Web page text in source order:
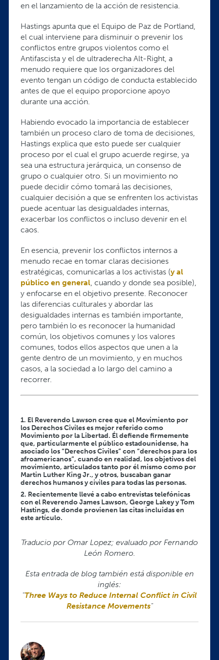
en el lanzamiento de la acción de resistencia.
Hastings apunta que el Equipo de Paz de Portland,
el cual interviene para disminuir o prevenir los
conflictos entre grupos violentos como el
Antifascista y el de ultraderecha Alt-Right, a
menudo requiere que los organizadores del
evento tengan un código de conducta establecido
antes de que el equipo proporcione apoyo
durante una acción.
Habiendo evocado la importancia de establecer
también un proceso claro de toma de decisiones,
Hastings explica que esto puede ser cualquier
proceso por el cual el grupo acuerde regirse, ya
sea una estructura jerárquica, un consenso de
grupo o cualquier otro. Si un movimiento no
puede decidir cómo tomará las decisiones,
cualquier decisión a que se enfrenten los activistas
puede acentuar las desigualdades internas,
exacerbar los conflictos o incluso devenir en el
caos.
En esencia, prevenir los conflictos internos a
menudo recae en tomar claras decisiones
estratégicas, comunicarlas a los activistas (y al
público en general , cuando y donde sea posible),
y enfocarse en el objetivo presente. Reconocer
las diferencias culturales y abordar las
desigualdades internas es también importante,
pero también lo es reconocer la humanidad
común, los objetivos comunes y los valores
comunes, todos ellos aspectos que unen a la
gente dentro de un movimiento, y en muchos
casos, a la sociedad a lo largo del camino a
recorrer.
1. El Reverendo Lawson cree que el Movimiento por
los Derechos Civiles es mejor referido como
Movimiento por la Libertad. Él defiende firmemente
que, particularmente el público estadounidense, ha
asociado los “Derechos Civiles” con “derechos para los
afroamericanos”, cuando en realidad, los objetivos del
movimiento, articulados tanto por él mismo como por
Martin Luther King Jr., y otros, buscaban ganar
derechos humanos y civiles para todas las personas.
2. Recientemente llevé a cabo entrevistas telefónicas
con el Reverendo James Lawson, George Lakey y Tom
Hastings, de donde provienen las citas incluidas en
este artículo.
Traducio por Omar Lopez; evaluado por Fernando
León Romero.
Esta entrada de blog también está disponible en
inglés:
"Three Ways to Reduce Internal Conflict in Civil
Resistance Movements"